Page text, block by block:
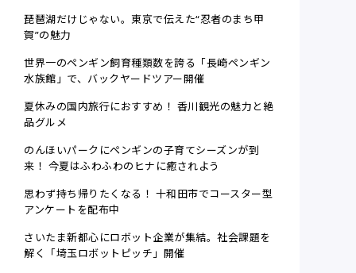
琵琶湖だけじゃない。東京で伝えた“忍者のまち甲
賀”の魅力
世界一のペンギン飼育種類数を誇る「長崎ペンギン
水族館」で、バックヤードツアー開催
夏休みの国内旅行におすすめ！ 香川観光の魅力と絶
品グルメ
のんほいパークにペンギンの子育てシーズンが到
来！ 今夏はふわふわのヒナに癒されよう
思わず持ち帰りたくなる！ 十和田市でコースター型
アンケートを配布中
さいたま新都心にロボット企業が集結。社会課題を
解く「埼玉ロボットピッチ」開催